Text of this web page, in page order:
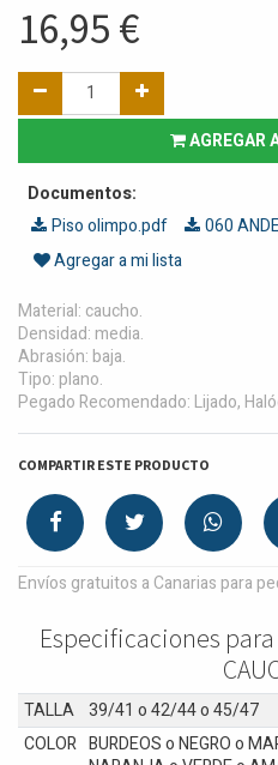
16,95 €
AGREGAR
Documentos:
Piso olimpo.pdf
060
Agregar a mi lista
Material: caucho.
Densidad: media.
Abrasión: baja.
Tipo: plano.
Pegado Recomendado: Lijado,
COMPARTIR ESTE PRODUCTO
Envíos gratuitos a Canarias para
Especificaciones para
TALLA 39/41 o42/44o45/47
COLOR BURDEOSoNEGROo